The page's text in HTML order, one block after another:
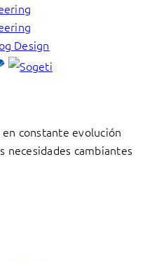
constante evolución
necesidades cambiantes